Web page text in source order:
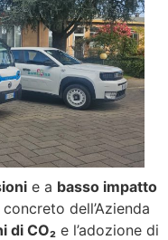
e a basso impatto
dell’Azienda
di CO₂ e l’adozione di